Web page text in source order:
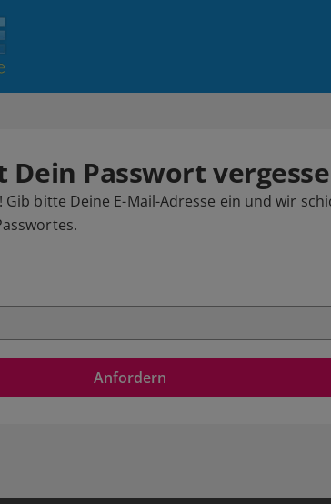
Dein Passwort
Gib bitte Deine E-Mail-Adresse ein und wir
Anfordern